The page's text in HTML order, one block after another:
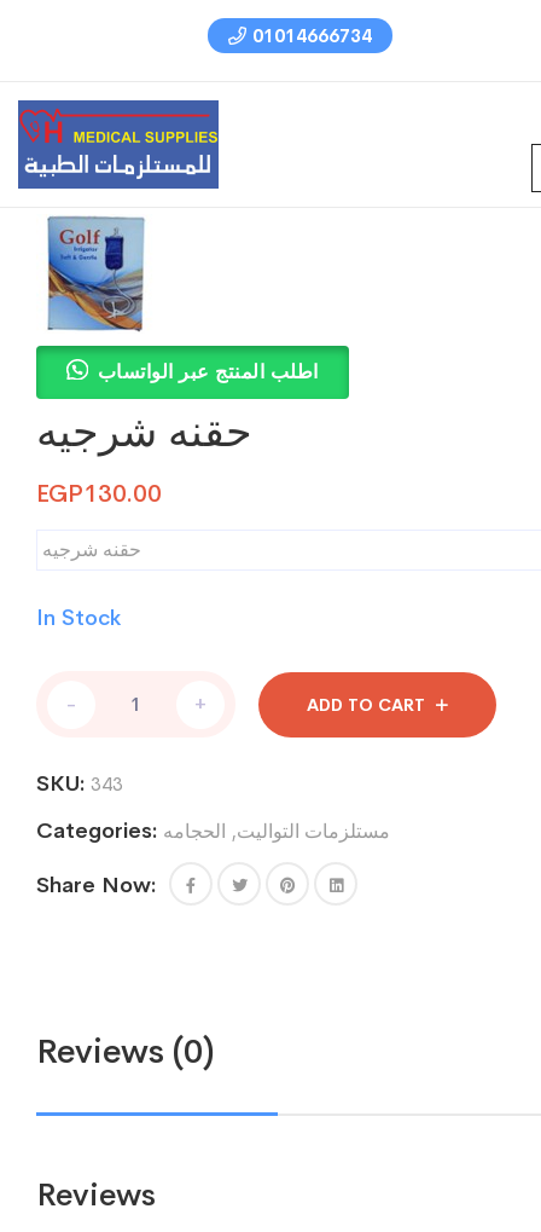
01014666734
اطلب المنتج عبر الواتساب
حقنه شرجيه
EGP130.00
حقنه شرجيه
In Stock
شرجيه
- + ADD TO CART
SKU: 343
Categories: مستلزمات التواليت, الحجامه
Share Now:
Reviews (0)
Reviews